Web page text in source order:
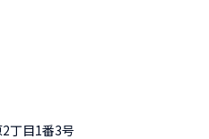
丁目1番3号